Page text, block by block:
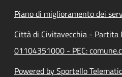
Piano di miglioramento dei
Città di Civitavecchia - Partita
01104351000 - PEC:
Powered by Sportello